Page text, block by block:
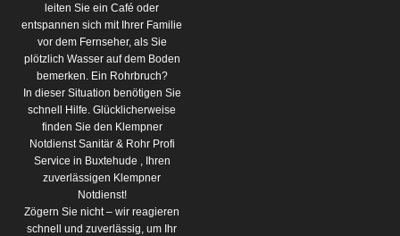
leiten Sie ein Café oder
entspannen sich mit Ihrer Familie
vor dem Fernseher, als Sie
plötzlich Wasser auf dem Boden
bemerken. Ein Rohrbruch?
In dieser Situation benötigen Sie
schnell Hilfe. Glücklicherweise
finden Sie den Klempner
Notdienst Sanitär & Rohr Profi
Service in Buxtehude , Ihren
zuverlässigen Klempner
Notdienst!
Zögern Sie nicht – wir reagieren
schnell und zuverlässig, um Ihr